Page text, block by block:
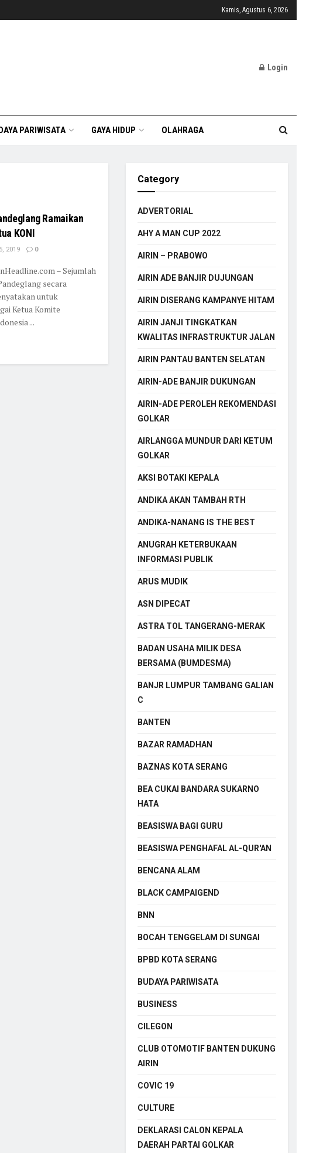
Kamis, Agustus 6, 2026
Login
PARIWISATA GAYA HIDUP OLAHRAGA
Ramaikan
KONI
2019 0
– Sejumlah
secara
untuk
Ketua Komite
...
Category
ADVERTORIAL
AHY A MAN CUP 2022
AIRIN – PRABOWO
AIRIN ADE BANJIR DUJUNGAN
AIRIN DISERANG KAMPANYE HITAM
AIRIN JANJI TINGKATKAN
KWALITAS INFRASTRUKTUR JALAN
AIRIN PANTAU BANTEN SELATAN
AIRIN-ADE BANJIR DUKUNGAN
AIRIN-ADE PEROLEH REKOMENDASI
GOLKAR
AIRLANGGA MUNDUR DARI KETUM
GOLKAR
AKSI BOTAKI KEPALA
ANDIKA AKAN TAMBAH RTH
ANDIKA-NANANG IS THE BEST
ANUGRAH KETERBUKAAN
INFORMASI PUBLIK
ARUS MUDIK
ASN DIPECAT
ASTRA TOL TANGERANG-MERAK
BADAN USAHA MILIK DESA
BERSAMA (BUMDESMA)
BANJR LUMPUR TAMBANG GALIAN
C
BANTEN
BAZAR RAMADHAN
BAZNAS KOTA SERANG
BEA CUKAI BANDARA SUKARNO
HATA
BEASISWA BAGI GURU
BEASISWA PENGHAFAL AL-QUR'AN
BENCANA ALAM
BLACK CAMPAIGEND
BNN
BOCAH TENGGELAM DI SUNGAI
BPBD KOTA SERANG
BUDAYA PARIWISATA
BUSINESS
CILEGON
CLUB OTOMOTIF BANTEN DUKUNG
AIRIN
COVIC 19
CULTURE
DEKLARASI CALON KEPALA
DAERAH PARTAI GOLKAR